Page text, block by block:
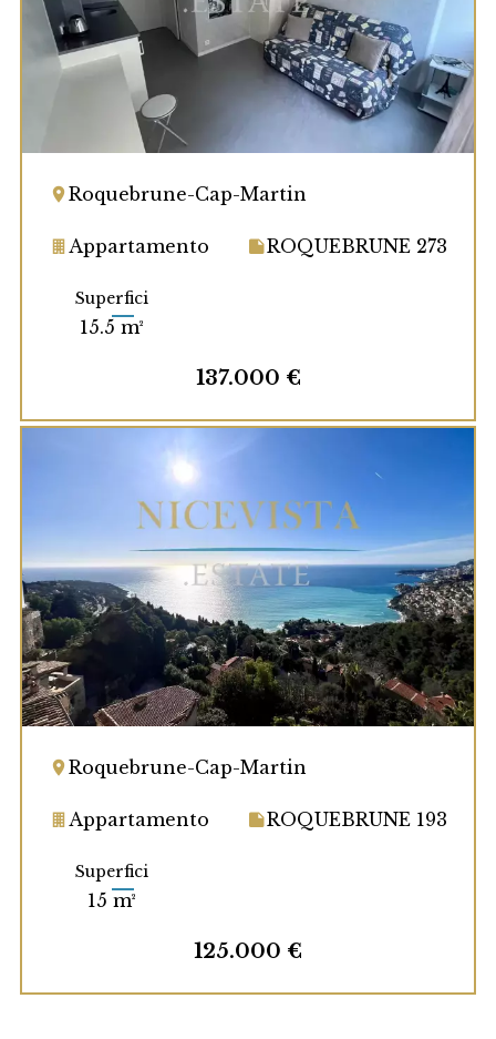
Roquebrune-Cap-Martin
Appartamento ROQUEBRUNE 273
Superfici
15.5 m²
137.000 €
Roquebrune-Cap-Martin
Appartamento ROQUEBRUNE 193
Superfici
15 m²
125.000 €